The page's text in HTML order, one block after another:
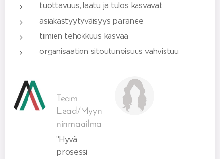
tuottavuus, laatu ja tulos kasvavat
asiakastyytyväisyys paranee
tiimien tehokkuus kasvaa
organisaation sitoutuneisuus vahvistuu
Team
Lead/Myyn
ninmaailma
"Hyvä
prosessi